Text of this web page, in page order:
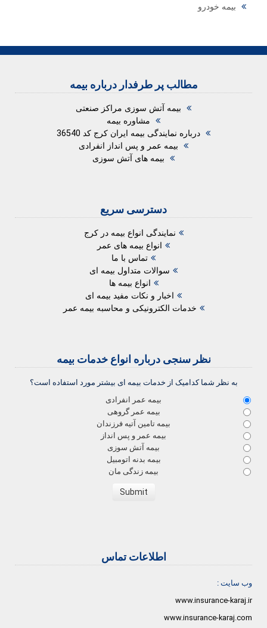
بیمه خودرو
مطالب پر طرفدار درباره بیمه
بیمه آتش سوزی مراکز صنعتی
مشاوره بیمه
درباره نمایندگی بیمه ایران کرج کد 36540
بیمه عمر و پس انداز انفرادی
بیمه های آتش سوزی
دسترسی سریع
نمایندگی انواع بیمه در کرج
انواع بیمه های عمر
تماس با ما
سوالات متداول بیمه ای
انواع بیمه ها
اخبار و نکات مفید بیمه ای
خدمات الکترونیکی و محاسبه بیمه عمر
نظر سنجی درباره انواع خدمات بیمه
به نظر شما کدامیک از خدمات بیمه ای بیشتر مورد استفاده است؟
بیمه عمر انفرادی
بیمه عمر گروهی
بیمه تامین آتیه فرزندان
بیمه عمر و پس انداز
بیمه آتش سوزی
بیمه بدنه اتومبیل
بیمه زندگی مان
اطلاعات تماس
وب سایت :
www.insurance-karaj.ir
www.insurance-karaj.com